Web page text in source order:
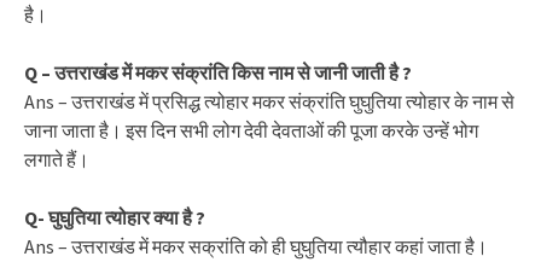
है।
Q – उत्तराखंड में मकर संक्रांति किस नाम से जानी जाती है ?
Ans – उत्तराखंड में प्रसिद्ध त्योहार मकर संक्रांति घुघुतिया त्योहार के नाम से
जाना जाता है। इस दिन सभी लोग देवी देवताओं की पूजा करके उन्हें भोग
लगाते हैं।
Q- घुघुतिया त्योहार क्या है ?
Ans – उत्तराखंड में मकर सक्रांति को ही घुघुतिया त्यौहार कहां जाता है।